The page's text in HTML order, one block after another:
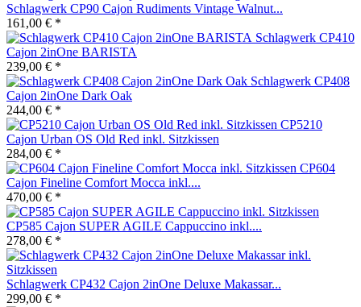
Schlagwerk CP90 Cajon Rudiments Vintage Walnut...
161,00 € *
Schlagwerk CP410
Cajon 2inOne BARISTA
239,00 € *
Schlagwerk CP408
Cajon 2inOne Dark Oak
244,00 € *
CP5210
Cajon Urban OS Old Red inkl. Sitzkissen
284,00 € *
CP604
Cajon Fineline Comfort Mocca inkl....
470,00 € *
CP585 Cajon SUPER AGILE Cappuccino inkl....
278,00 € *
Schlagwerk CP432 Cajon 2inOne Deluxe Makassar...
299,00 € *